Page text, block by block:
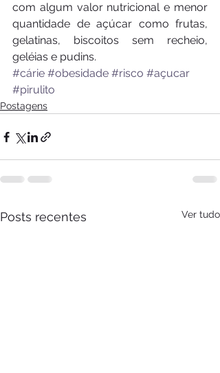
com algum valor nutricional e menor
quantidade de açúcar como frutas,
gelatinas, biscoitos sem recheio,
geléias e pudins.
#cárie #obesidade #risco #açucar
#pirulito
Postagens
Posts recentes Ver tudo